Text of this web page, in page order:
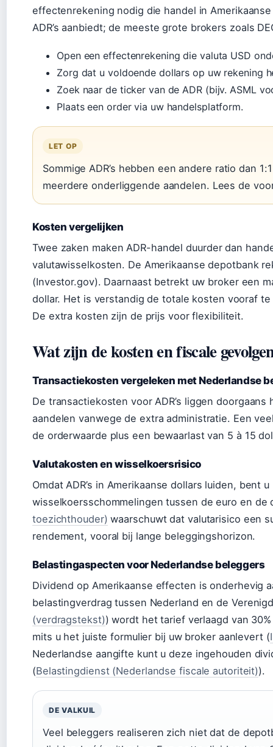
effectenrekening nodig die handel in
ADR’s aanbiedt; de meeste grote brokers zoals
Open een effectenrekening die valuta USD
Zorg dat u voldoende dollars op uw rekening
Zoek naar de ticker van de ADR (bijv. ASML
Plaats een order via uw handelsplatform.
LET OP
Sommige ADR’s hebben een andere ratio dan
meerdere onderliggende aandelen. Lees de
Kosten vergelijken
Twee zaken maken ADR-handel duurder dan
valutawisselkosten. De Amerikaanse depotbank
(Investor.gov). Daarnaast betrekt uw broker een
dollar. Het is verstandig de totale kosten vooraf
De extra kosten zijn de prijs voor flexibiliteit.
Wat zijn de kosten en fiscale
Transactiekosten vergeleken met Nederlandse
De transactiekosten voor ADR’s liggen
aandelen vanwege de extra administratie. Een
de orderwaarde plus een bewaarlast van 5 à 15
Valutakosten en wisselkoersrisico
Omdat ADR’s in Amerikaanse dollars luiden, bent
wisselkoersschommelingen tussen de euro en de
toezichthouder) waarschuwt dat valutarisico een
rendement, vooral bij lange beleggingshorizon.
Belastingaspecten voor Nederlandse beleggers
Dividend op Amerikaanse effecten is onderhevig
belastingverdrag tussen Nederland en de
(verdragstekst)) wordt het tarief verlaagd van
mits u het juiste formulier bij uw broker aanlevert (
Nederlandse aangifte kunt u deze ingehouden
(Belastingdienst (Nederlandse fiscale autoriteit)).
DE VALKUIL
Veel beleggers realiseren zich niet dat de